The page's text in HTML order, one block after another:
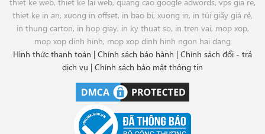
thiet ke in an, xuong in offset, in bao bi, xuong in, in túi giấy giá rẻ,
in thung carton, in hop giay, in ky thuat so, in tren vai, mop xop,
mop xop dinh hinh, mop xop dinh hinh ngon hai dang
Hình thức thanh toán | Chính sách bảo hành | Chính sách đổi - trả
dịch vụ | Chính sách bảo mật thông tin